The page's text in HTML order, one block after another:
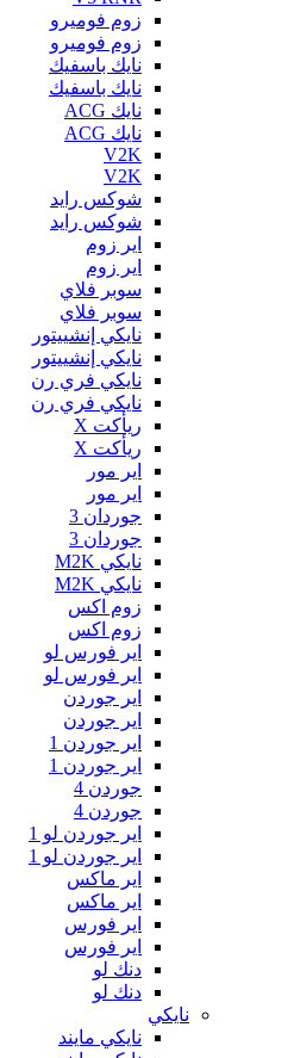
زوم فوميرو
زوم فوميرو
نايك باسفيك
نايك باسفيك
نايك ACG
نايك ACG
V2K
V2K
شوكس رايد
شوكس رايد
اير زوم
اير زوم
سوبر فلاي
سوبر فلاي
نايكي إنشييتور
نايكي إنشييتور
نايكي فري رن
نايكي فري رن
ريأكت X
ريأكت X
اير مور
اير مور
جوردان 3
جوردان 3
نايكي M2K
نايكي M2K
زوم اكس
زوم اكس
اير فورس لو
اير فورس لو
اير جوردن
اير جوردن
اير جوردن 1
اير جوردن 1
جوردن 4
جوردن 4
اير جوردن لو 1
اير جوردن لو 1
اير ماكس
اير ماكس
اير فورس
اير فورس
دنك لو
دنك لو
نايكي
نايكي مايند